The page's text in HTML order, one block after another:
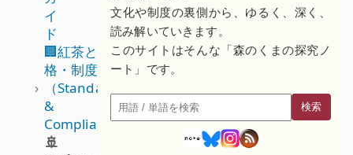
イ
ド
🏢紅茶と規
格・制度
（Standards
&
Compliance）
🚢
文化や制度の裏側から、ゆるく、深く、
読み解いていきます。
このサイトはそんな「森のくまの探究ノ
ート」です。
検索
検索